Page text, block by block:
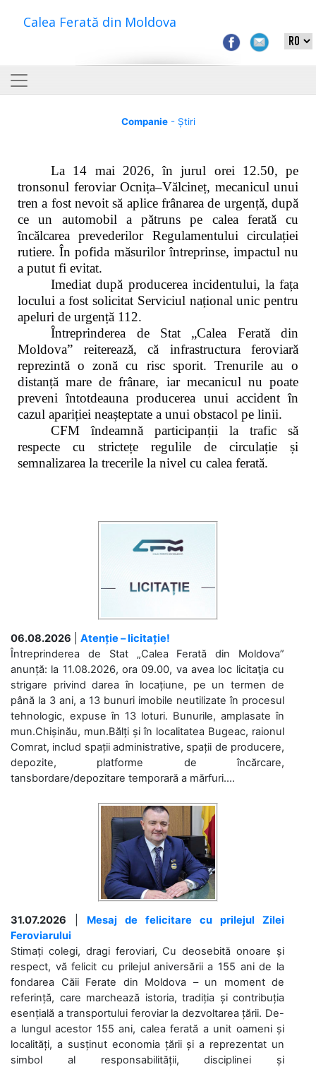
Calea Ferată din Moldova
Companie- Știri
La 14 mai 2026, în jurul orei 12.50, pe
tronsonul feroviar Ocnița–Vălcineț, mecanicul unui
tren a fost nevoit să aplice frânarea de urgență, după
ce un automobil a pătruns pe calea ferată cu
încălcarea prevederilor Regulamentului circulației
rutiere. În pofida măsurilor întreprinse, impactul nu
a putut fi evitat.
Imediat după producerea incidentului, la fața
locului a fost solicitat Serviciul național unic pentru
apeluri de urgență 112.
Întreprinderea de Stat „Calea Ferată din
Moldova” reiterează, că infrastructura feroviară
reprezintă o zonă cu risc sporit. Trenurile au o
distanță mare de frânare, iar mecanicul nu poate
preveni întotdeauna producerea unui accident în
cazul apariției neașteptate a unui obstacol pe linii.
CFM îndeamnă participanții la trafic să
respecte cu strictețe regulile de circulație și
semnalizarea la trecerile la nivel cu calea ferată.
06.08.2026
Atenție – licitație!
Întreprinderea de Stat „Calea Ferată din Moldova”
anunță: la 11.08.2026, ora 09.00, va avea loc licitaţia cu
strigare privind darea în locațiune, pe un termen de
până la 3 ani, a 13 bunuri imobile neutilizate în procesul
tehnologic, expuse în 13 loturi. Bunurile, amplasate în
mun.Chișinău, mun.Bălți și în localitatea Bugeac, raionul
Comrat, includ spații administrative, spații de producere,
depozite, platforme de încărcare,
tansbordare/depozitare temporară a mărfuri....
31.07.2026
Mesaj de felicitare cu prilejul Zilei
Feroviarului
Stimați colegi, dragi feroviari, Cu deosebită onoare și
respect, vă felicit cu prilejul aniversării a 155 ani de la
fondarea Căii Ferate din Moldova – un moment de
referință, care marchează istoria, tradiția și contribuția
esențială a transportului feroviar la dezvoltarea țării. De-
a lungul acestor 155 ani, calea ferată a unit oameni și
localități, a susținut economia țării și a reprezentat un
simbol al responsabilității, disciplinei și